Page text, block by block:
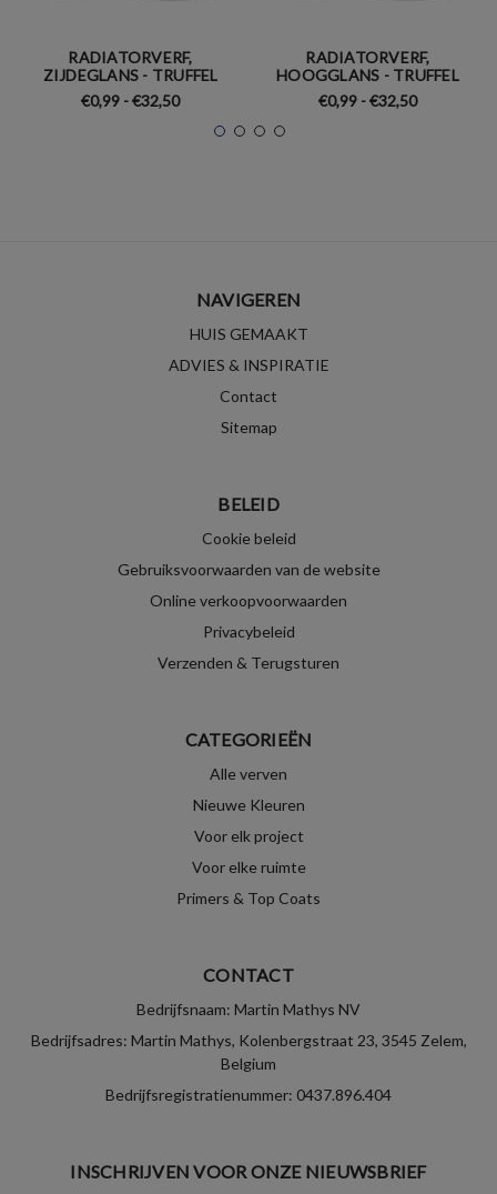
RADIATORVERF,
ZIJDEGLANS - TRUFFEL
€0,99 - €32,50
RADIATORVERF,
HOOGGLANS - TRUFFEL
€0,99 - €32,50
NAVIGEREN
HUIS GEMAAKT
ADVIES & INSPIRATIE
Contact
Sitemap
BELEID
Cookie beleid
Gebruiksvoorwaarden van de website
Online verkoopvoorwaarden
Privacybeleid
Verzenden & Terugsturen
CATEGORIEËN
Alle verven
Nieuwe Kleuren
Voor elk project
Voor elke ruimte
Primers & Top Coats
CONTACT
Bedrijfsnaam: Martin Mathys NV
Bedrijfsadres: Martin Mathys, Kolenbergstraat 23, 3545 Zelem,
Belgium
Bedrijfsregistratienummer: 0437.896.404
INSCHRIJVEN VOOR ONZE NIEUWSBRIEF